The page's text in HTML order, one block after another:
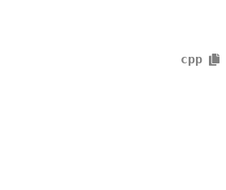
cpp